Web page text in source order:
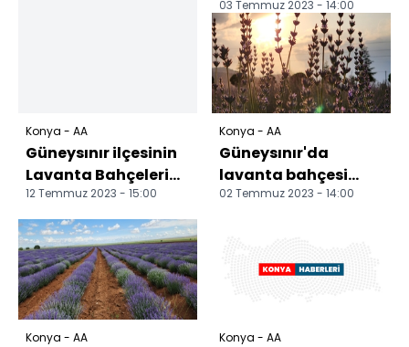
Konya - AA
Güneysınır ilçesinin
Lavanta Bahçeleri
açılışı bekliyor
12 Temmuz 2023 - 15:00
örnek oluyor
03 Temmuz 2023 - 14:00
Konya - AA
Güneysınır'da
lavanta bahçesi
ziyaretçilerini
02 Temmuz 2023 - 14:00
Konya - AA Konya - AA